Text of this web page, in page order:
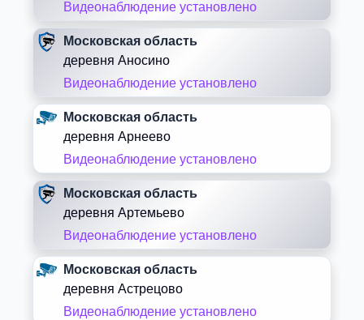
Видеонаблюдение установлено
Московская область
деревня Аносино
Видеонаблюдение установлено
Московская область
деревня Арнеево
Видеонаблюдение установлено
Московская область
деревня Артемьево
Видеонаблюдение установлено
Московская область
деревня Астрецово
Видеонаблюдение установлено